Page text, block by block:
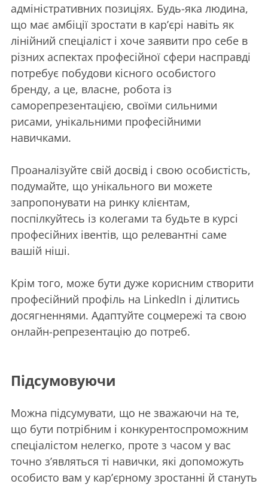
адміністративних позиціях. Будь-яка людина,
що має амбіції зростати в кар’єрі навіть як
лінійний спеціаліст і хоче заявити про себе в
різних аспектах професійної сфери насправді
потребує побудови кісного особистого
бренду, а це, власне, робота із
саморепрезентацією, своїми сильними
рисами, унікальними професійними
навичками.
Проаналізуйте свій досвід і свою особистість,
подумайте, що унікального ви можете
запропонувати на ринку клієнтам,
поспілкуйтесь із колегами та будьте в курсі
професійних івентів, що релевантні саме
вашій ніші.
Крім того, може бути дуже корисним створити
професійний профіль на LinkedIn і ділитись
досягненнями. Адаптуйте соцмережі та свою
онлайн-репрезентацію до потреб.
Підсумовуючи
Можна підсумувати, що не зважаючи на те,
що бути потрібним і конкурентоспроможним
спеціалістом нелегко, проте з часом у вас
точно з’являться ті навички, які допоможуть
особисто вам у кар’єрному зростанні й стануть